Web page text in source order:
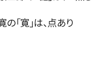
「寛」は、点あり